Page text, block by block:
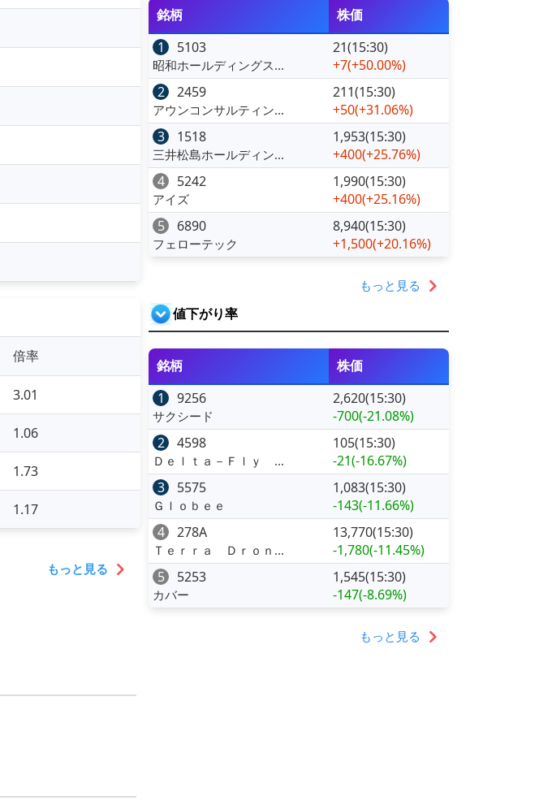
倍率
3.01
1.06
1.73
1.17
もっと見る
銘柄
株価
1
5103
昭和ホールディングス...
21(15:30)
+7(+50.00%)
2
2459
アウンコンサルティン...
211(15:30)
+50(+31.06%)
3
1518
三井松島ホールディン...
1,953(15:30)
+400(+25.76%)
4
5242
アイズ
1,990(15:30)
+400(+25.16%)
5
6890
フェローテック
8,940(15:30)
+1,500(+20.16%)
もっと見る
値下がり率
銘柄
株価
1
9256
サクシード
2,620(15:30)
-700(-21.08%)
2
4598
Ｄｅｌｔａ－Ｆｌｙ ...
105(15:30)
-21(-16.67%)
3
5575
Ｇｌｏｂｅｅ
1,083(15:30)
-143(-11.66%)
4
278A
Ｔｅｒｒａ Ｄｒｏｎ...
13,770(15:30)
-1,780(-11.45%)
5
5253
カバー
1,545(15:30)
-147(-8.69%)
もっと見る